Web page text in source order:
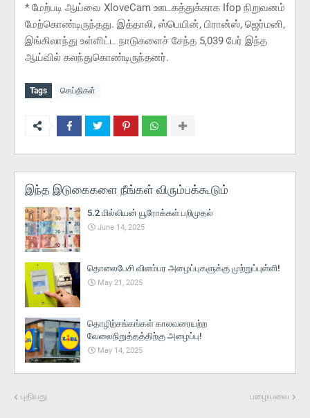
* மேற்படி ஆய்வை XloveCam ஊடகத்துக்காக Ifop நிறுவனம்
மேற்கொண்டிருந்தது. இத்தாலி, ஸ்பெயின், பிரான்ஸ், ஜெர்மனி,
இங்கிலாந்து உள்ளிட்ட நாடுகளைச் சேந்த 5,039 பேர் இந்த
ஆய்வில் கலந்துகொண்டிருந்தனர்.
Tags செய்திகள்
இந்த இடுகைகளை நீங்கள் விரும்பக்கூடும்
5.2 மில்லியன் யூரோக்கள் பறிமுதல்
June 14, 2025
தொலைபேசி விளம்பர அழைப்புகளுக்கு முற்றுப்புள்ளி!
May 21, 2025
தொழிற்சங்கங்கள் காலவரையற்ற
வேலைநிறுத்தத்திற்கு அழைப்பு!
May 14, 2025
புதியது பழையவை